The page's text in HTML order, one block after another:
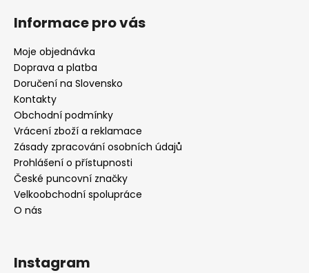
Informace pro vás
Moje objednávka
Doprava a platba
Doručení na Slovensko
Kontakty
Obchodní podmínky
Vrácení zboží a reklamace
Zásady zpracování osobních údajů
Prohlášení o přístupnosti
České puncovní značky
Velkoobchodní spolupráce
O nás
Instagram